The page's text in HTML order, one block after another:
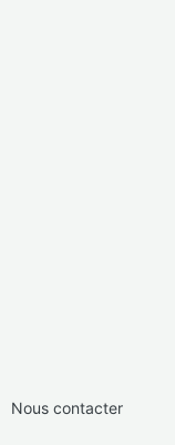
Nous contacter